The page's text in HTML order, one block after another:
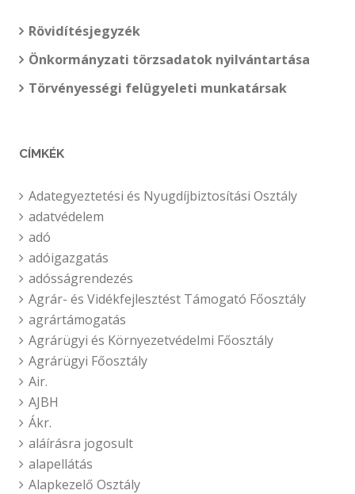
Rövidítésjegyzék
Önkormányzati törzsadatok nyilvántartása
Törvényességi felügyeleti munkatársak
CÍMKÉK
Adategyeztetési és Nyugdíjbiztosítási Osztály
adatvédelem
adó
adóigazgatás
adósságrendezés
Agrár- és Vidékfejlesztést Támogató Főosztály
agrártámogatás
Agrárügyi és Környezetvédelmi Főosztály
Agrárügyi Főosztály
Air.
AJBH
Ákr.
aláírásra jogosult
alapellátás
Alapkezelő Osztály